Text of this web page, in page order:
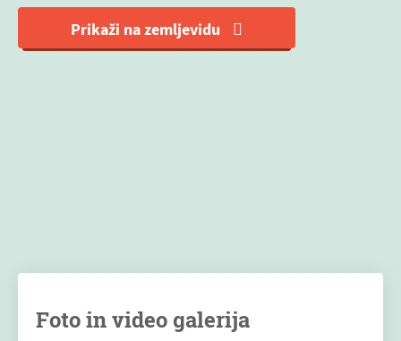
Prikaži na zemljevidu
Foto in video galerija